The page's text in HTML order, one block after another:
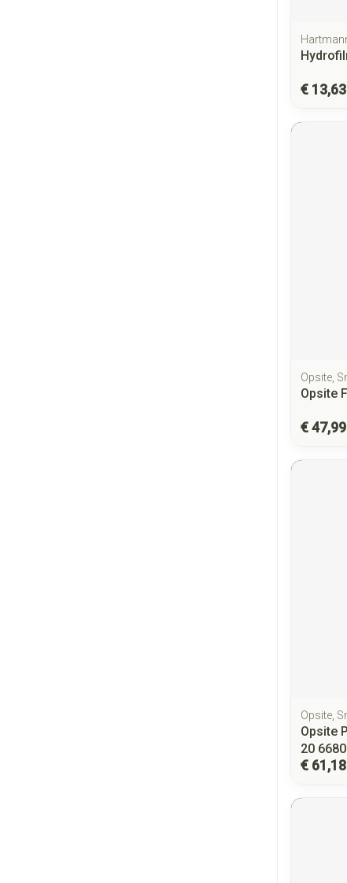
€ 13,63
Opsite,
Opsite
€ 47,99
Opsite,
Opsite
20
€ 61,18